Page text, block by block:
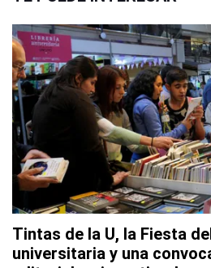
Tintas de la U, la Fiesta
universitaria y una